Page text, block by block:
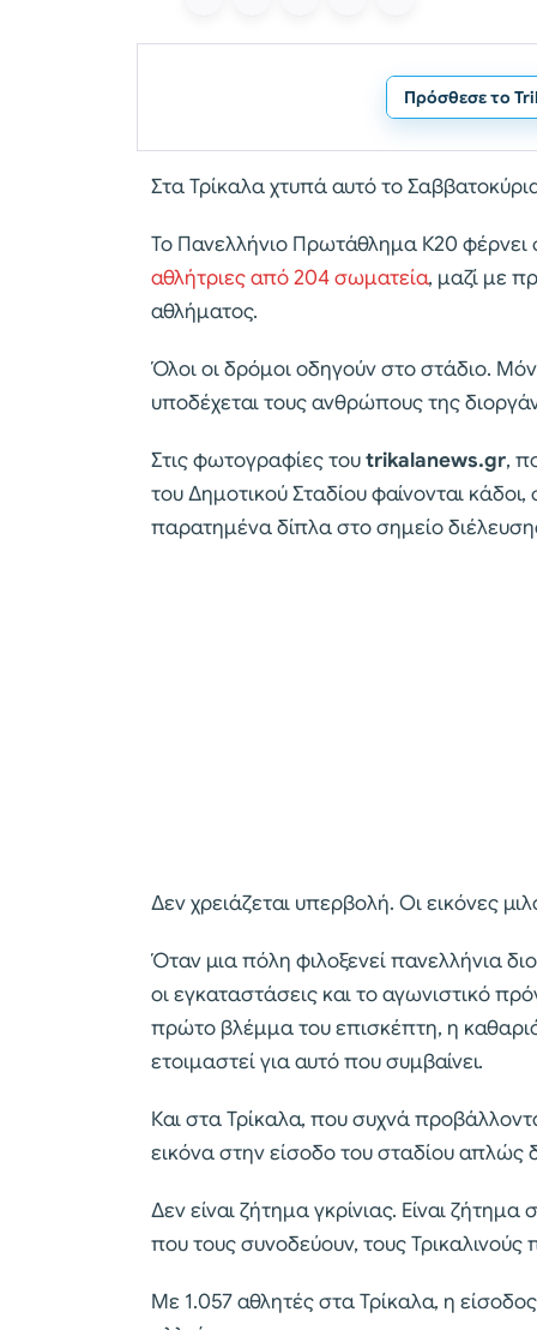
Πρόσθεσε το
Στα Τρίκαλα χτυπά αυτό το
Το Πανελλήνιο Πρωτάθλημα Κ20 φέρνει
αθλήτριες από 204 σωματεία, μαζί με
αθλήματος.
Όλοι οι δρόμοι οδηγούν στο στάδιο.
υποδέχεται τους ανθρώπους της
Στις φωτογραφίες τουtrikalanews.gr,
του Δημοτικού Σταδίου φαίνονται
παρατημένα δίπλα στο σημείο
Δεν χρειάζεται υπερβολή. Οι εικόνες
Όταν μια πόλη φιλοξενεί πανελλήνια
οι εγκαταστάσεις και το αγωνιστικό
πρώτο βλέμμα του επισκέπτη, η
ετοιμαστεί για αυτό που συμβαίνει.
Και στα Τρίκαλα, που συχνά
εικόνα στην είσοδο του σταδίου απλώς
Δεν είναι ζήτημα γκρίνιας. Είναι
που τους συνοδεύουν, τους Τρικαλινούς
Με 1.057 αθλητές στα Τρίκαλα, η